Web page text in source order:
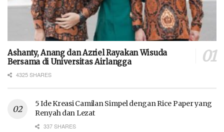
Ashanty, Anang dan Azriel Rayakan Wisuda
Bersama di Universitas Airlangga
4325 SHARES
5 Ide Kreasi Camilan Simpel dengan Rice Paper yang
Renyah dan Lezat
337 SHARES